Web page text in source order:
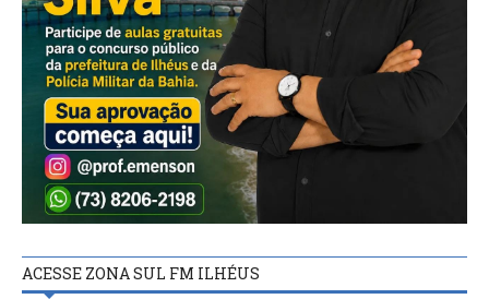
ACESSE ZONA SUL FM ILHÉUS